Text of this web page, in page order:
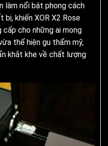
làm nổi bật phong cách
khiến XOR X2 Rose
cho những ai mong
thể hiện gu thẩm mỹ,
khắt khe về chất lượng